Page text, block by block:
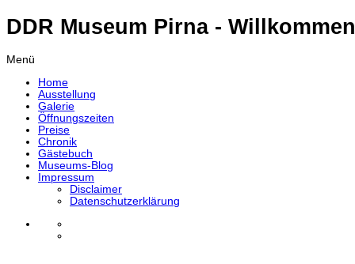
DDR Museum Pirna -
Menü
Home
Ausstellung
Galerie
Öffnungszeiten
Preise
Chronik
Gästebuch
Museums-Blog
Impressum
Disclaimer
Datenschutzerklärung